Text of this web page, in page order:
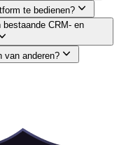
te bedienen?
CRM- en
van anderen?